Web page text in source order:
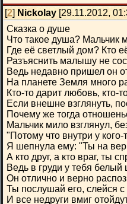
[2] Nickolay [29.11.2012,
Сказка о душе
Что такое душа? Мальчик
Где её светлый дом? Кто
Разъяснить малышу не
Ведь недавно пришел он
На планете Земля много
Кто-то дарит любовь, кто-
Если внешне взглянуть,
Почему же тогда
Мальчик мило взглянул,
"Потому что внутри у кого-
Я шепнула ему: "Ты на
А кто друг, а кто враг, ты
Ведь в груди у тебя белый
Он отлично и верно
Ты послушай его, слейся
И все недруги вмиг